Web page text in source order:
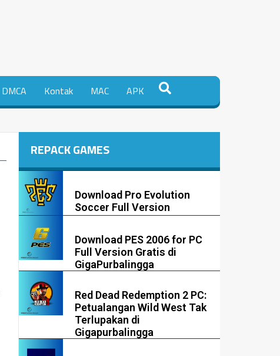
DMCA Kontak MAC APK
REPACK GAMES
Download Pro Evolution
Soccer Full Version
Download PES 2006 for PC
Full Version Gratis di
GigaPurbalingga
Red Dead Redemption 2 PC:
Petualangan Wild West Tak
Terlupakan di
Gigapurbalingga